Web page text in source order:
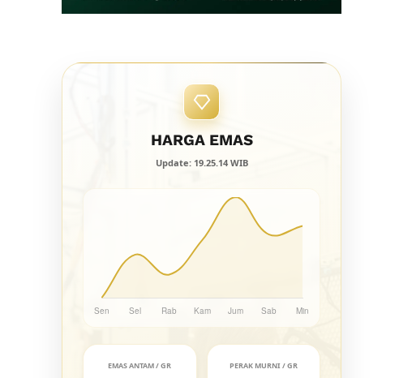
HARGA EMAS
Update: 19.25.14 WIB
EMAS ANTAM / GR PERAK MURNI / GR